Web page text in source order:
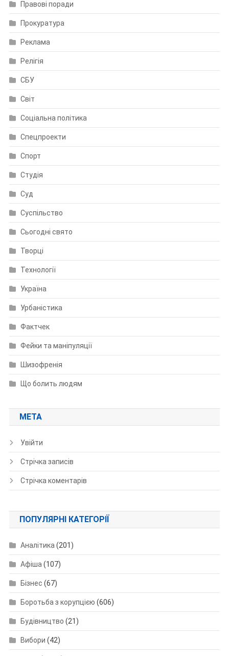
Правові поради
Прокуратура
Реклама
Релігія
СБУ
Світ
Соціальна політика
Спецпроекти
Спорт
Студія
Суд
Суспільство
Сьогодні свято
Творці
Технології
Україна
Урбаністика
Фактчек
Фейки та маніпуляції
Шизофренія
Що болить людям
МЕТА
Увійти
Стрічка записів
Стрічка коментарів
ПОПУЛЯРНІ КАТЕГОРІЇ
Аналітика (201)
Афіша (107)
Бізнес (67)
Боротьба з корупцією (606)
Будівництво (21)
Вибори (42)